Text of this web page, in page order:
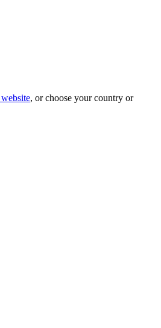
, or choose your country or